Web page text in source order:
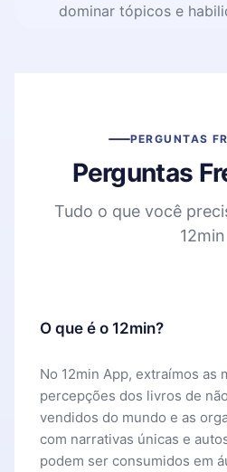
dominar tópicos e
PERGUNTAS
Perguntas
Tudo o que você
12min
O que é o 12min?
No 12min App, extraímos as
percepções dos livros de
vendidos do mundo e as
com narrativas únicas e
podem ser consumidos em